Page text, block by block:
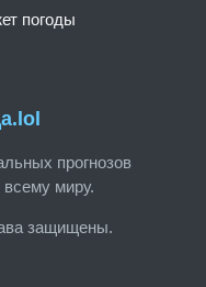
прогнозов
всему миру.
защищены.
погоды